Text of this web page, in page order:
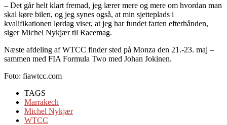
– Det går helt klart fremad, jeg lærer mere og mere om hvordan man
skal køre bilen, og jeg synes også, at min sjetteplads i
kvalifikationen lørdag viser, at jeg har fundet farten efterhånden,
siger Michel Nykjær til Racemag.
Næste afdeling af WTCC finder sted på Monza den 21.-23. maj –
sammen med FIA Formula Two med Johan Jokinen.
Foto: fiawtcc.com
TAGS
Marrakech
Michel Nykjær
WTCC